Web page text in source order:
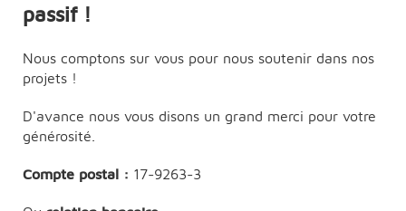
passif !
Nous comptons sur vous pour nous soutenir dans nos
projets !
D'avance nous vous disons un grand merci pour votre
générosité.
Compte postal : 17-9263-3